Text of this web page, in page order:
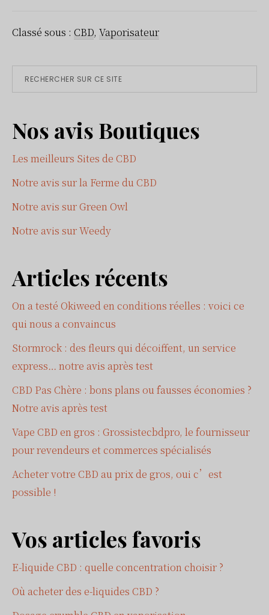
Classé sous : CBD, Vaporisateur
Primary
Rechercher
sur
site
Nos avis Boutiques
Les meilleurs Sites de CBD
Notre avis sur la Ferme du CBD
Notre avis sur Green Owl
Notre avis sur Weedy
Articles récents
On a testé Okiweed en conditions réelles : voici ce
qui nous a convaincus
Stormrock : des fleurs qui décoiffent, un service
express… notre avis après test
CBD Pas Chère : bons plans ou fausses économies ?
Notre avis après test
Vape CBD en gros : Grossistecbdpro, le fournisseur
pour revendeurs et commerces spécialisés
Acheter votre CBD au prix de gros, oui c’est
possible !
Vos articles favoris
E-liquide CBD : quelle concentration choisir ?
Où acheter des e-liquides CBD ?